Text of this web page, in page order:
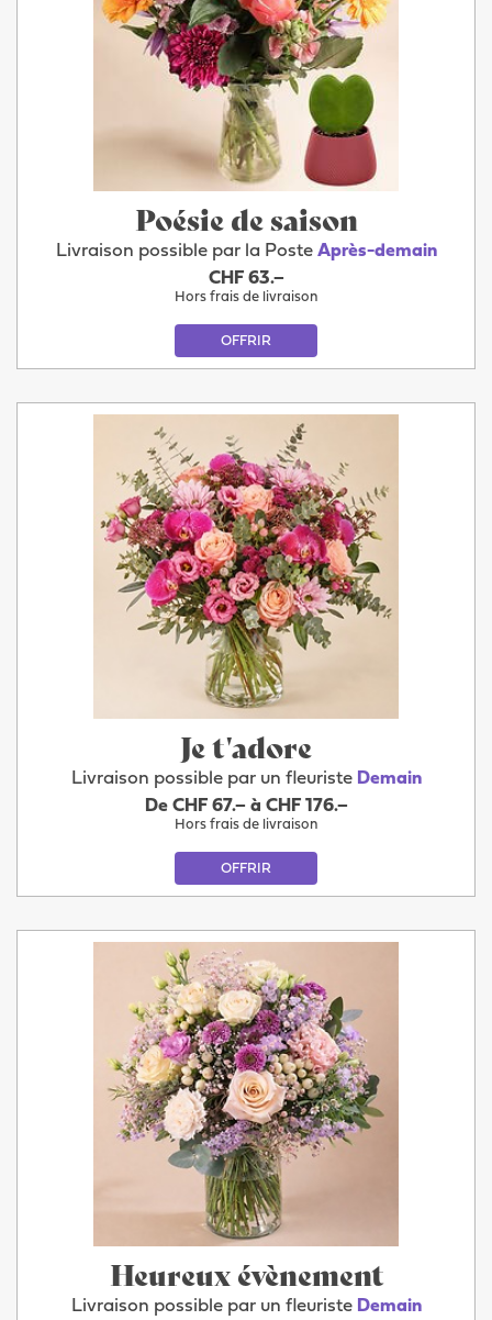
Poésie de saison
Livraison possible par la Poste Après-demain
CHF 63.–
Hors frais de livraison
OFFRIR
Je t'adore
Livraison possible par un fleuriste Demain
De CHF 67.– à CHF 176.–
Hors frais de livraison
OFFRIR
Heureux évènement
Livraison possible par un fleuriste Demain